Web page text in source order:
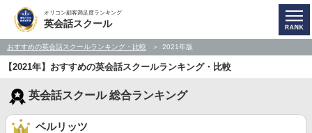
オリコン顧客満足度ランキング
英会話スクール
おすすめの英会話スクールランキング・比較 2021年版
【2021年】おすすめの英会話スクールランキング・比較
英会話スクール 総合ランキング
ベルリッツ